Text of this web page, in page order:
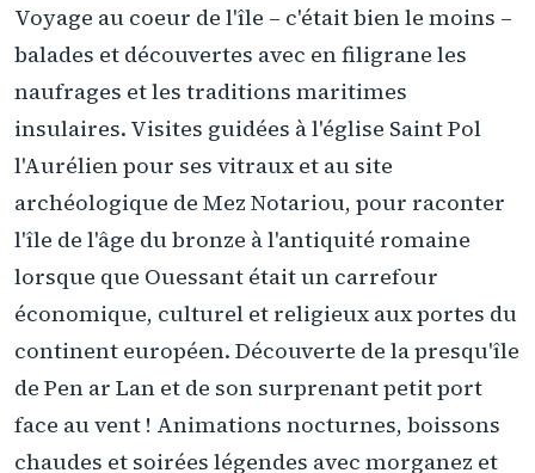
Voyage au coeur de l'île – c'était bien le moins –
balades et découvertes avec en filigrane les
naufrages et les traditions maritimes
insulaires. Visites guidées à l'église Saint Pol
l'Aurélien pour ses vitraux et au site
archéologique de Mez Notariou, pour raconter
l'île de l'âge du bronze à l'antiquité romaine
lorsque que Ouessant était un carrefour
économique, culturel et religieux aux portes du
continent européen. Découverte de la presqu'île
de Pen ar Lan et de son surprenant petit port
face au vent ! Animations nocturnes, boissons
chaudes et soirées légendes avec morganez et